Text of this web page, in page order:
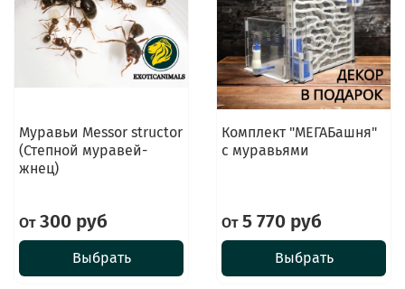
Муравьи Messor structor
(Степной муравей-
жнец)
От300 руб
Выбрать
Комплект "МЕГАБашня"
с муравьями
От5 770 руб
Выбрать